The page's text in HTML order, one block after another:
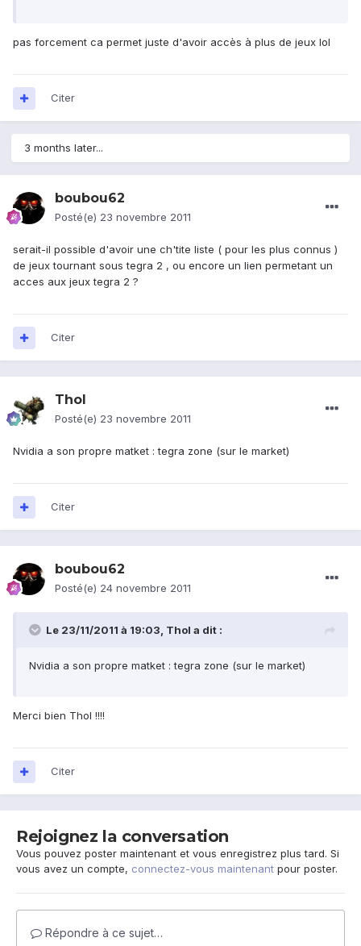
pas forcement ca permet juste d'avoir accès à plus de jeux lol
Citer
3 months later...
boubou62
Posté(e) 23 novembre 2011
serait-il possible d'avoir une ch'tite liste ( pour les plus connus )
de jeux tournant sous tegra 2 , ou encore un lien permetant un
acces aux jeux tegra 2 ?
Citer
Thol
Posté(e) 23 novembre 2011
Nvidia a son propre matket : tegra zone (sur le market)
Citer
boubou62
Posté(e) 24 novembre 2011
Le 23/11/2011 à 19:03, Thol a dit :
Nvidia a son propre matket : tegra zone (sur le market)
Merci bien Thol !!!!
Citer
Rejoignez la conversation
Vous pouvez poster maintenant et vous enregistrez plus tard. Si
vous avez un compte, connectez-vous maintenant pour poster.
Répondre à ce sujet…